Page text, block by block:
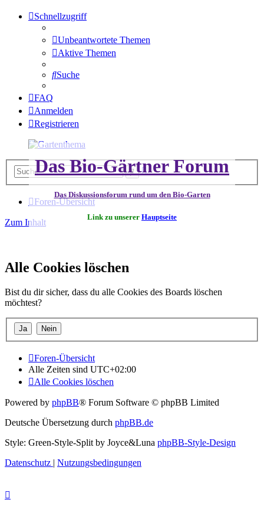
Schnellzugriff
Unbeantwortete Themen
Aktive Themen
Suche
FAQ
Anmelden
Registrieren
Das Bio-Gärtner Forum
Das Diskussionsforum rund um den Bio-Garten
Link zu unserer Hauptseite
SucheErweiterte
Foren-Übersicht
Zum Inhalt
Alle Cookies löschen
Bist du dir sicher, dass du alle Cookies des Boards löschen
möchtest?
Foren-Übersicht
Alle Zeiten sind UTC+02:00
Alle Cookies löschen
Powered by phpBB® Forum Software © phpBB Limited
Deutsche Übersetzung durch phpBB.de
Style: Green-Style-Split by Joyce&Luna phpBB-Style-Design
Datenschutz | Nutzungsbedingungen